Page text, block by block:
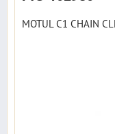
MOTUL C1 CHAIN